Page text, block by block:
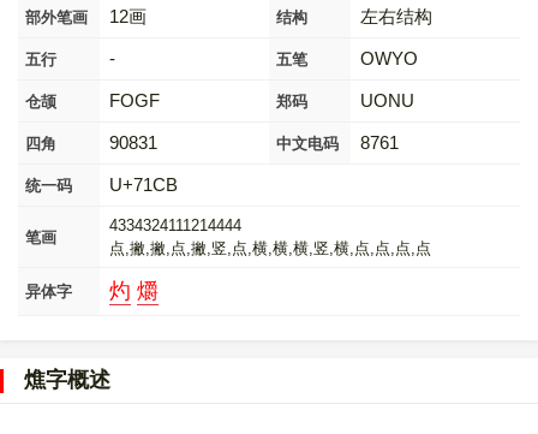
部外笔画 12画 结构 左右结构
五行 - 五笔 OWYO
仓颉 FOGF 郑码 UONU
四角 90831 中文电码 8761
统一码 U+71CB
笔画
4334324111214444
点,撇,撇,点,撇,竖,点,横,横,横,竖,横,点,点,点,点
异体字 灼 爝
燋字概述